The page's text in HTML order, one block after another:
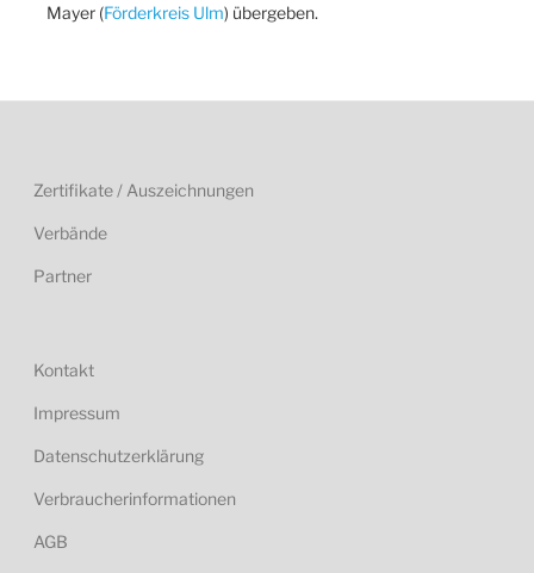
Mayer (Förderkreis Ulm) übergeben.
Zertifikate / Auszeichnungen
Verbände
Partner
Kontakt
Impressum
Datenschutzerklärung
Verbraucherinformationen
AGB